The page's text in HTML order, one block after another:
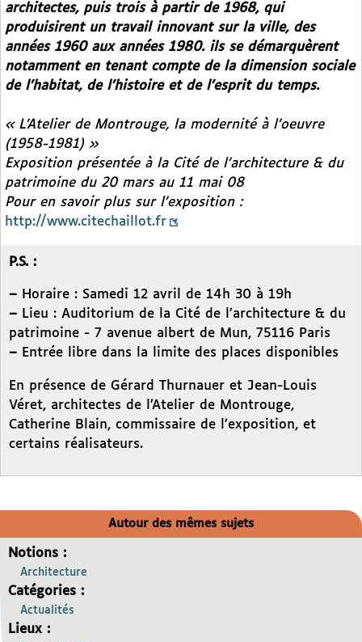
architectes, puis trois à partir de 1968, qui
produisirent un travail innovant sur la ville, des
années 1960 aux années 1980. ils se démarquèrent
notamment en tenant compte de la dimension sociale
de l’habitat, de l’histoire et de l’esprit du temps.
« L’Atelier de Montrouge, la modernité à l’oeuvre
(1958-1981) »
Exposition présentée à la Cité de l’architecture & du
patrimoine du 20 mars au 11 mai 08
Pour en savoir plus sur l’exposition :
http://www.citechaillot.fr
P.S. :
– Horaire : Samedi 12 avril de 14h 30 à 19h
– Lieu : Auditorium de la Cité de l’architecture & du
patrimoine - 7 avenue albert de Mun, 75116 Paris
– Entrée libre dans la limite des places disponibles
En présence de Gérard Thurnauer et Jean-Louis
Véret, architectes de l’Atelier de Montrouge,
Catherine Blain, commissaire de l’exposition, et
certains réalisateurs.
Autour des mêmes sujets
Notions :
Architecture
Catégories :
Actualités
Lieux :